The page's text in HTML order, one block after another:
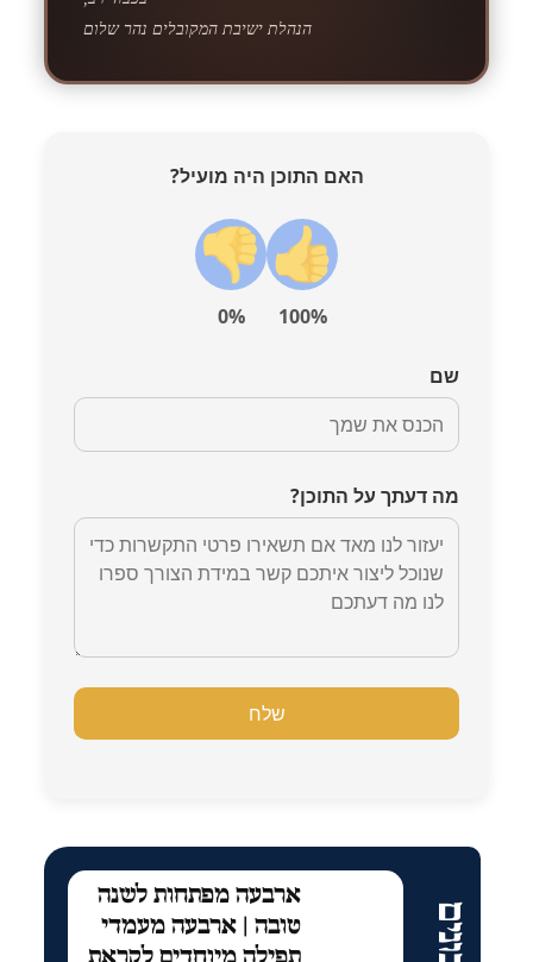
ארבעה מפתחות לשנה
טובה | ארבעה מעמדי
תפילה מיוחדים לקראת
הנהלת ישיבת המקובלים נהר שלום
האם התוכן היה מועיל?
100%
0%
שם
מה דעתך על התוכן?